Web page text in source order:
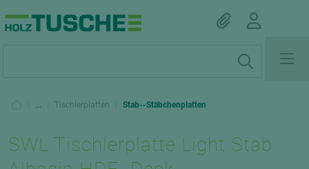
... Tischlerplatten Stab--Stäbchenplatten
SWL Tischlerplatte Light Stab